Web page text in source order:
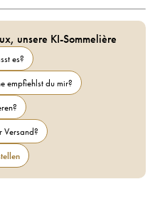
unsere KI-Sommelière
es?
empfiehlst du mir?
Versand?